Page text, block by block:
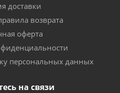
доставки
возврата
оферта
персональных данных
на связи